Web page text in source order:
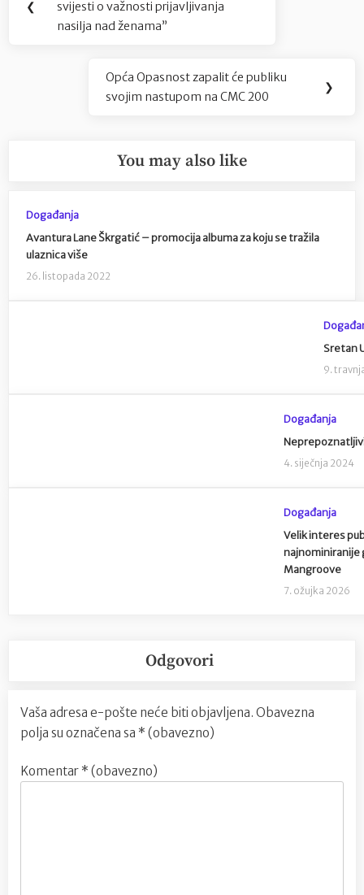
objava
❮
Post:
svijesti o važnosti prijavljivanja
nasilja nad ženama”
Next
Post:
Opća Opasnost zapalit će publiku
svojim nastupom na CMC 200
❯
You may also like
Događanja
Avantura Lane Škrgatić – promocija albuma za koju se tražila
ulaznica više
26. listopada 2022
Sretan
9.
Događanja
4. siječnja 2024
Događanja
Velik interes
najnominiranije
Mangroove
7. ožujka 2026
Odgovori
Vaša adresa e-pošte neće biti objavljena. Obavezna
polja su označena sa * (obavezno)
Komentar * (obavezno)